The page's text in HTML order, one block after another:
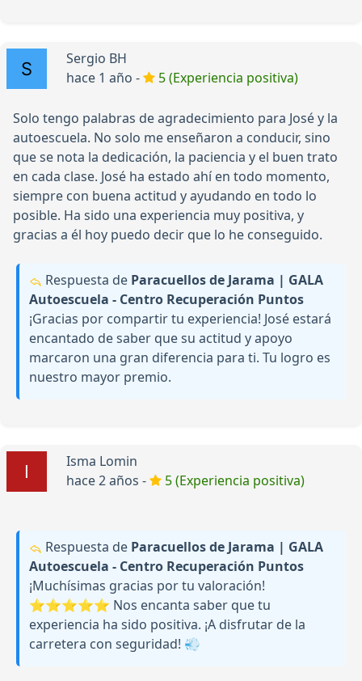
Sergio BH
hace 1 año -
5 (Experiencia positiva)
Solo tengo palabras de agradecimiento para José y la
autoescuela. No solo me enseñaron a conducir, sino
que se nota la dedicación, la paciencia y el buen trato
en cada clase. José ha estado ahí en todo momento,
siempre con buena actitud y ayudando en todo lo
posible. Ha sido una experiencia muy positiva, y
gracias a él hoy puedo decir que lo he conseguido.
Respuesta de Paracuellos de Jarama | GALA
Autoescuela - Centro Recuperación Puntos
¡Gracias por compartir tu experiencia! José estará
encantado de saber que su actitud y apoyo
marcaron una gran diferencia para ti. Tu logro es
nuestro mayor premio.
Isma Lomin
hace 2 años -
5 (Experiencia positiva)
Respuesta de Paracuellos de Jarama | GALA
Autoescuela - Centro Recuperación Puntos
¡Muchísimas gracias por tu valoración!
⭐⭐⭐⭐⭐ Nos encanta saber que tu
experiencia ha sido positiva. ¡A disfrutar de la
carretera con seguridad! 💨